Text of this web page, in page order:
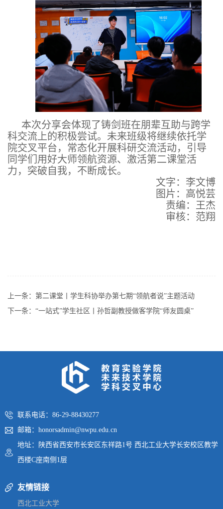
本次分享会体现了铸剑班在朋辈互助与跨学
科交流上的积极尝试。未来班级将继续依托学
院交叉平台，常态化开展科研交流活动，引导
同学们用好大师领航资源、激活第二课堂活
力，突破自我，不断成长。
文字：李文博
图片：高悦芸
责编：王杰
审核：范翔
上一条： 第二课堂丨学生科协举办第七期“领航者说”主题活动
下一条： “一站式”学生社区丨孙哲副教授做客学院“师友圆桌”
联系电话：86-29-88430277
邮箱：honorsadmin@nwpu.edu.cn
地址：陕西省西安市长安区东祥路1号 西北工业大学长安校区教学
西楼C座南侧1层
友情链接
西北工业大学